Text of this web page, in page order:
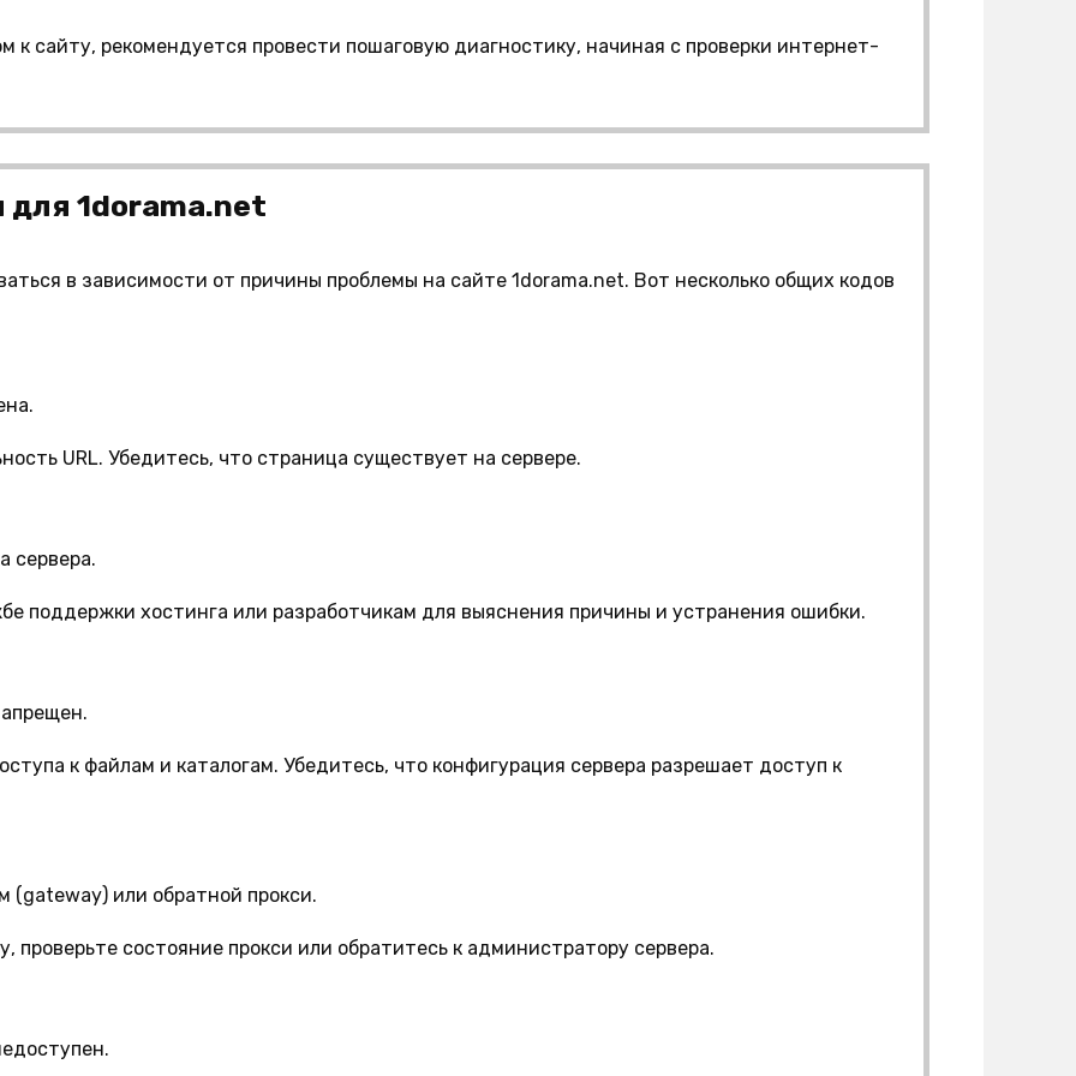
к сайту, рекомендуется провести пошаговую диагностику, начиная с проверки интернет-
1dorama.net
в зависимости от причины проблемы на сайте 1dorama.net. Вот несколько общих кодов
URL. Убедитесь, что страница существует на сервере.
сервера.
поддержки хостинга или разработчикам для выяснения причины и устранения ошибки.
к файлам и каталогам. Убедитесь, что конфигурация сервера разрешает доступ к
или обратной прокси.
проверьте состояние прокси или обратитесь к администратору сервера.